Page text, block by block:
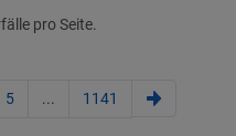
pro Seite.
5 ... 1141